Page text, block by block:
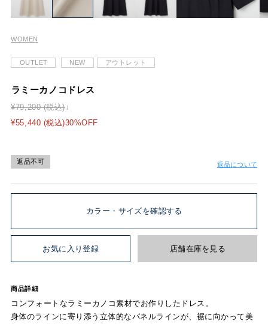
WOMEN
OUTLET NEW アウトレット
ラミーカノコドレス
¥79,200 (税込)
¥55,440 (税込)30%OFF
返品不可 返品について
カラー・サイズを確認する
お気に入り登録 店舗在庫を見る
商品詳細
コンフォートなラミーカノコ素材でお作りしたドレス。
身体のラインに寄り添う立体的なパネルラインが、裾に向かって美